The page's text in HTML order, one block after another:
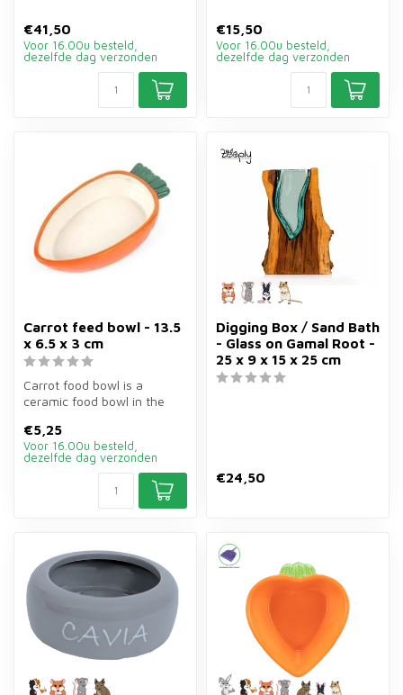
€41,50
Voor 16.00u besteld,
dezelfde dag verzonden
€15,50
Voor 16.00u besteld,
dezelfde dag verzonden
Carrot feed bowl - 13.5
x 6.5 x 3 cm
Carrot food bowl is a
ceramic food bowl in the
13.5×6.5×3 c...
€5,25
Voor 16.00u besteld,
dezelfde dag verzonden
Digging Box / Sand Bath
- Glass on Gamal Root -
25 x 9 x 15 x 25 cm
€24,50